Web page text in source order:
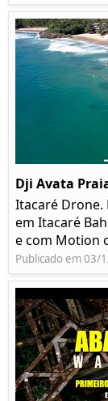
Dji Avata
Itacaré Drone.
em Itacaré
e com Motion
Publicado em 03/